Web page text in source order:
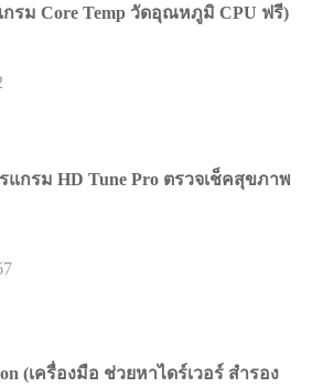
กรม Core Temp วัดอุณหภูมิ CPU ฟรี)
แกรม HD Tune Pro ตรวจเช็คสุขภาพ
(เครื่องมือ ช่วยหาไดร์เวอร์ สำรอง